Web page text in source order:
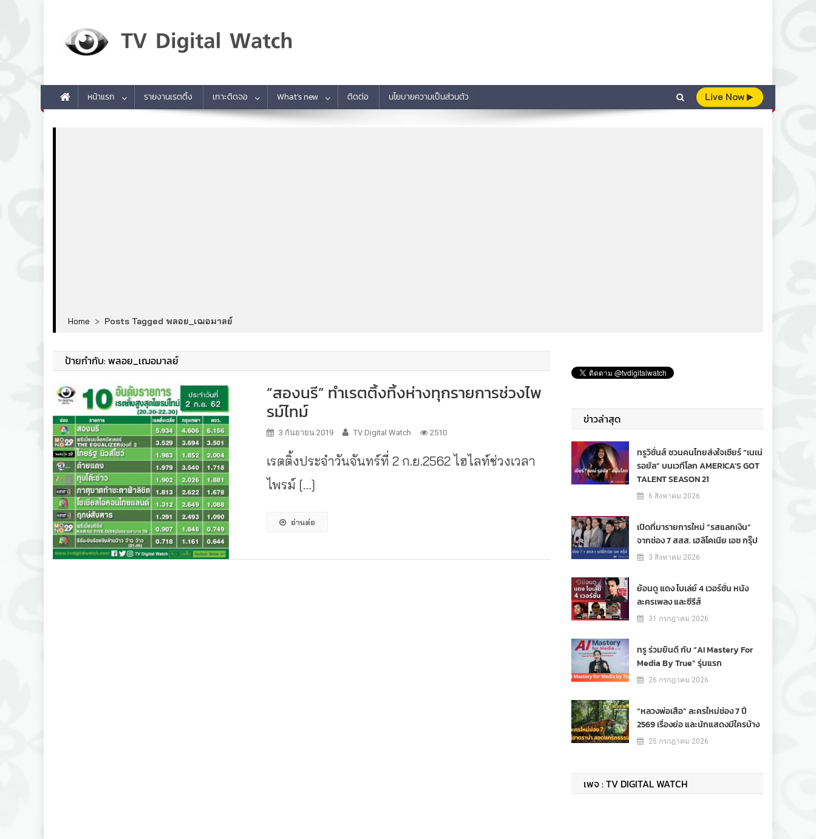
หน้าแรก รายงานเรตติ้ง เกาะติดจอ What’s new ติดต่อ นโยบายความเป็นส่วนตัว Live Now
Home > Posts Tagged พลอย_เฌอมาลย์
ป้ายกำกับ:พลอย_เฌอมาลย์
“สองนรี” ทำเรตติ้งทิ้งห่างทุกรายการช่วงไพ
รม์ไทม์
3 กันยายน 2019 TV Digital Watch 2510
เรตติ้งประจำวันจันทร์ที่ 2 ก.ย.2562 ไฮไลท์ช่วงเวลา
ไพรม์ […]
อ่านต่อ
ข่าวล่าสุด
ทรูวิชั่นส์ ชวนคนไทยส่งใจเชียร์ “เนเน่
รอยัล” บนเวทีโลก AMERICA’S GOT
TALENT SEASON 21
6 สิงหาคม 2026
เปิดที่มารายการใหม่ “รสแลกเงิน”
จากช่อง 7 สสส. เฮลิโคเนีย เอช กรุ๊ป
3 สิงหาคม 2026
ย้อนดู แดง ไบเล่ย์ 4 เวอร์ชั่น หนัง
ละครเพลง และซีรีส์
31 กรกฎาคม 2026
ทรู ร่วมยินดี กับ “AI Mastery For
Media By True” รุ่นแรก
26 กรกฎาคม 2026
“หลวงพ่อเสือ” ละครใหม่ช่อง 7 ปี
2569 เรื่องย่อ และนักแสดงมีใครบ้าง
25 กรกฎาคม 2026
เพจ : TV DIGITAL WATCH